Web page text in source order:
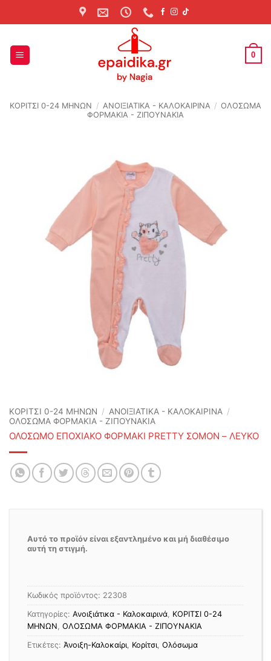
to
0
ΚΟΡΙΤΣΙ 0-24 MΗΝΩΝ / ΑΝΟΙΞΙΆΤΙΚΑ - ΚΑΛΟΚΑΙΡΙΝΆ / ΟΛΟΣΩΜΑ
ΦΟΡΜΑΚΙΑ - ΖΙΠΟΥΝΑΚΙΑ
ΚΟΡΙΤΣΙ 0-24 MΗΝΩΝ / ΑΝΟΙΞΙΆΤΙΚΑ - ΚΑΛΟΚΑΙΡΙΝΆ /
ΟΛΟΣΩΜΑ ΦΟΡΜΑΚΙΑ - ΖΙΠΟΥΝΑΚΙΑ
ΟΛΟΣΩΜΟ ΕΠΟΧΙΑΚΟ ΦΟΡΜΑΚΙ PRETTY ΣΟΜΟΝ – ΛΕΥΚΟ
Αυτό το προϊόν είναι εξαντλημένο και μή διαθέσιμο
αυτή τη στιγμή.
Κωδικός προϊόντος: 22308
Κατηγορίες: Ανοιξιάτικα - Καλοκαιρινά, ΚΟΡΙΤΣΙ 0-24
MΗΝΩΝ, ΟΛΟΣΩΜΑ ΦΟΡΜΑΚΙΑ - ΖΙΠΟΥΝΑΚΙΑ
Ετικέτες: Άνοιξη-Καλοκαίρι, Κορίτσι, Ολόσωμα